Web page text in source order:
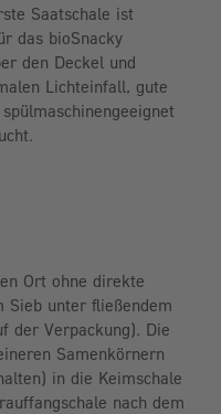
Saatschale ist
das bioSnacky
den Deckel und
Lichteinfall, gute
Ort ohne direkte
Sieb unter fließendem
der Verpackung). Die
Samenkörnern
in die Keimschale
nach dem